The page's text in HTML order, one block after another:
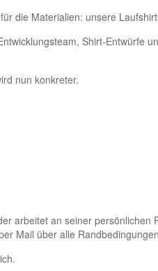
die Materialien: unsere
Shirt-Entwürfe
nun konkreter.
arbeitet an seiner
Mail über alle